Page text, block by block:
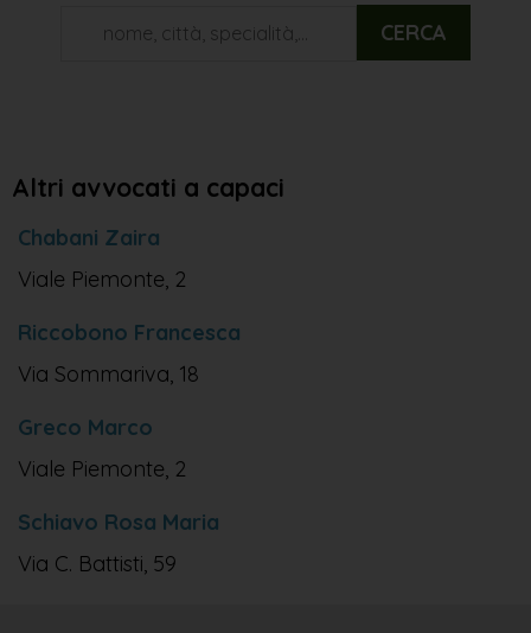
CERCA
Altri avvocati a capaci
Chabani Zaira
Viale Piemonte, 2
Riccobono Francesca
Via Sommariva, 18
Greco Marco
Viale Piemonte, 2
Schiavo Rosa Maria
Via C. Battisti, 59